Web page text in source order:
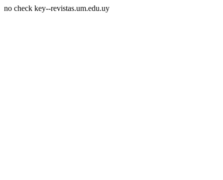
no check key--revistas.um.edu.uy